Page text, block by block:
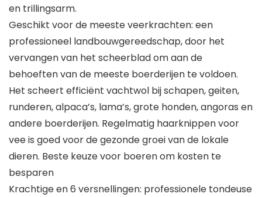
en trillingsarm.
Geschikt voor de meeste veerkrachten: een
professioneel landbouwgereedschap, door het
vervangen van het scheerblad om aan de
behoeften van de meeste boerderijen te voldoen.
Het scheert efficiënt vachtwol bij schapen, geiten,
runderen, alpaca’s, lama’s, grote honden, angoras en
andere boerderijen. Regelmatig haarknippen voor
vee is goed voor de gezonde groei van de lokale
dieren. Beste keuze voor boeren om kosten te
besparen
Krachtige en 6 versnellingen: professionele tondeuse